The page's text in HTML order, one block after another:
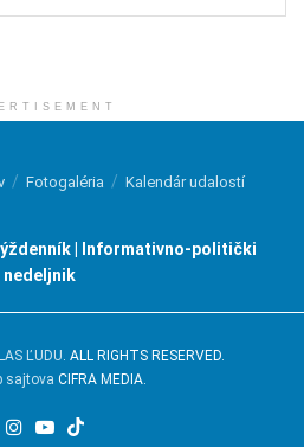
Fotogaléria Kalendár udalostí
| Informativno-politički
nedeljnik
ĽUDU . ALL RIGHTS RESERVED.
sajtova CIFRA MEDIA.